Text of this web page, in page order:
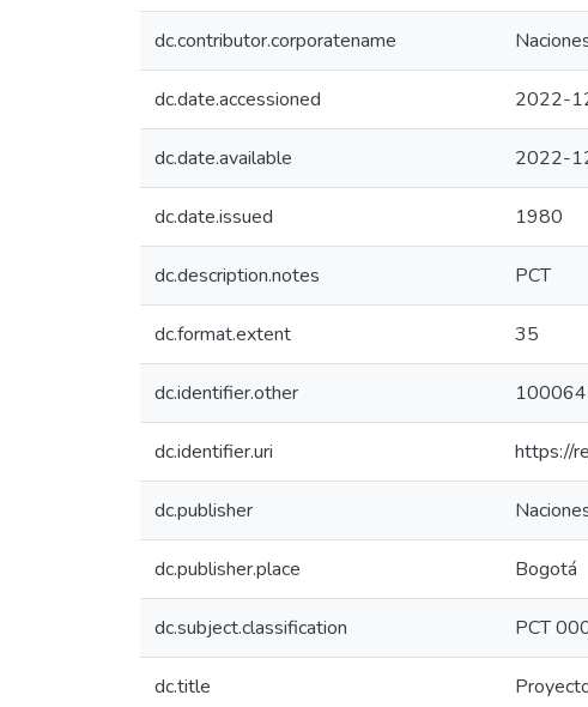
dc.contributor.corporatename
dc.date.accessioned 2022-
dc.date.available 2022-
dc.date.issued 1980
dc.description.notes PCT
dc.format.extent 35
dc.identifier.other
dc.identifier.uri https://
dc.publisher
dc.publisher.place Bogotá
dc.subject.classification PCT
dc.title